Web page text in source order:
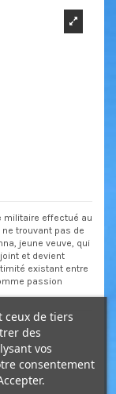
militaire effectué au
ne trouvant pas de
jeune veuve, qui
et devient
existant entre
passion
ceux de tiers
des
vos
consentement